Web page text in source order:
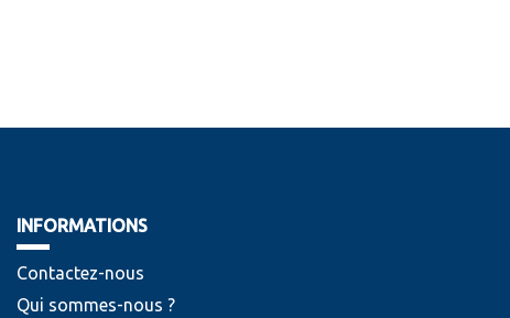
INFORMATIONS
Contactez-nous
Qui sommes-nous ?